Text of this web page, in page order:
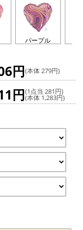
パープル
円(本体 279円)
円(1点当 281円)
(本体 1,283円)